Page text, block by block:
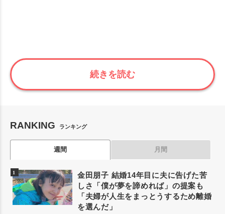
続きを読む
RANKING ランキング
週間 月間
金田朋子 結婚14年目に夫に告げた苦
しさ「僕が夢を諦めれば」の提案も
「夫婦が人生をまっとうするため離婚
を選んだ」